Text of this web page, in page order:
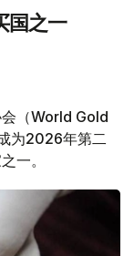
国之一
会（World Gold
为2026年第二
一。